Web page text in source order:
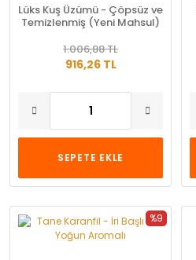
Lüks Kuş Üzümü - Çöpsüz ve
Temizlenmiş (Yeni Mahsul)
916,26 TL
1.006,88 TL
SEPETE EKLE
%9